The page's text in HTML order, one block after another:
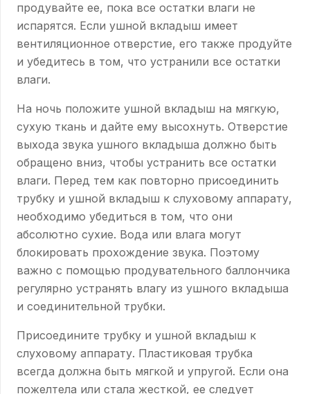
продувайте ее, пока все остатки влаги не
испарятся. Если ушной вкладыш имеет
вентиляционное отверстие, его также продуйте
и убедитесь в том, что устранили все остатки
влаги.
На ночь положите ушной вкладыш на мягкую,
сухую ткань и дайте ему высохнуть. Отверстие
выхода звука ушного вкладыша должно быть
обращено вниз, чтобы устранить все остатки
влаги. Перед тем как повторно присоединить
трубку и ушной вкладыш к слуховому аппарату,
необходимо убедиться в том, что они
абсолютно сухие. Вода или влага могут
блокировать прохождение звука. Поэтому
важно с помощью продувательного баллончика
регулярно устранять влагу из ушного вкладыша
и соединительной трубки.
Присоедините трубку и ушной вкладыш к
слуховому аппарату. Пластиковая трубка
всегда должна быть мягкой и упругой. Если она
пожелтела или стала жесткой, ее следует